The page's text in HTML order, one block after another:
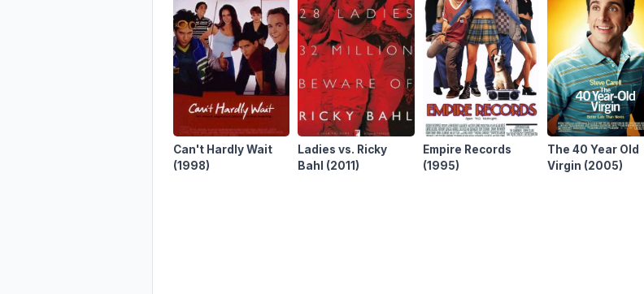
Can't Hardly Wait
(1998)
Ladies vs. Ricky
Bahl (2011)
Empire Records
(1995)
The 40 Year Old
Virgin (2005)